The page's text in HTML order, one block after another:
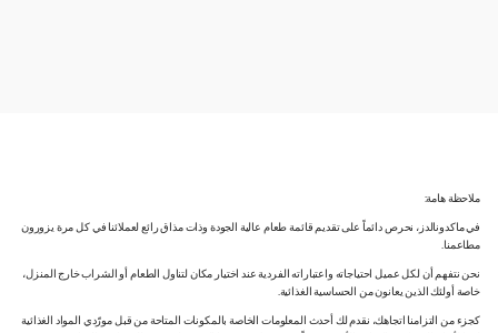
ملاحظة هامة:
في ماكدونالدز، نحرص دائماً على تقديم قائمة طعام عالية الجودة وذات مذاق رائع لعملائنا في كل مرة يزورون
مطاعمنا.
نحن نتفهم أن لكل عميل احتياجاته واعتباراته الفردية عند اختيار مكان لتناول الطعام أو الشراب خارج المنزل،
خاصة أولئك الذين يعانون من الحساسية الغذائية.
كجزء من التزامنا اتجاهك، نقدم لك أحدث المعلومات الخاصة بالمكونات المتاحة من قبل مورّدي المواد الغذائية